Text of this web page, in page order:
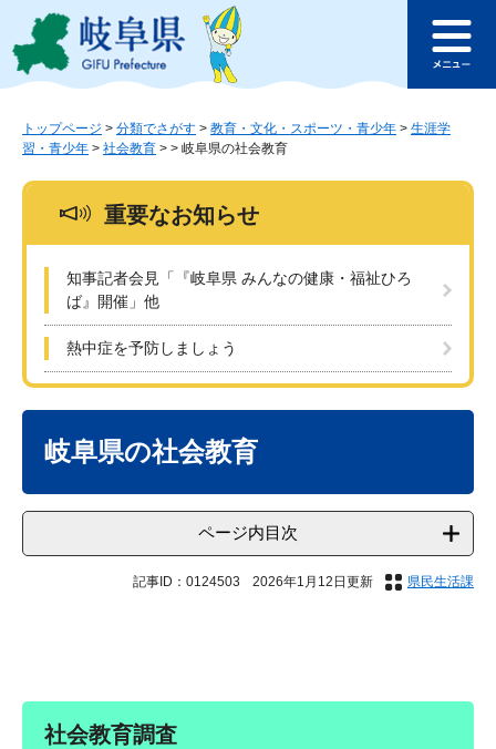
ジ
ュ
このページの本文へ
ュ
トップページ > 分類でさがす > 教育・文化・スポーツ・青少年 > 生涯学
習・青少年 > 社会教育 > > 岐阜県の社会教育
重要なお知らせ
知事記者会見「『岐阜県 みんなの健康・福祉ひろ
ば』開催」他
熱中症を予防しましょう
岐阜県の社会教育
ページ内目次
記事ID：0124503 2026年1月12日更新 県民生活課
社会教育調査